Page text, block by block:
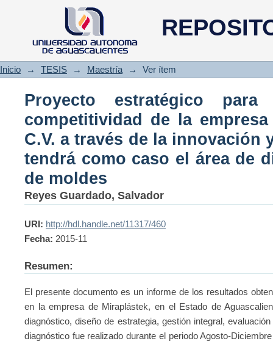
Proyecto estratégico
empresa Miraplástek S.A. de
D.I. que tendrá como caso el
Inicio → TESIS → Maestría → Ver ítem
Proyecto estratégico
competitividad de la
C.V. a través de la innovación
tendrá como caso el área de
de moldes
Reyes Guardado, Salvador
URI: http://hdl.handle.net/11317/460
Fecha: 2015-11
Resumen:
El presente documento es un informe de los resultados
en la empresa de Miraplástek, en el Estado de
diagnóstico, diseño de estrategia, gestión integral,
diagnóstico fue realizado durante el periodo Agosto-